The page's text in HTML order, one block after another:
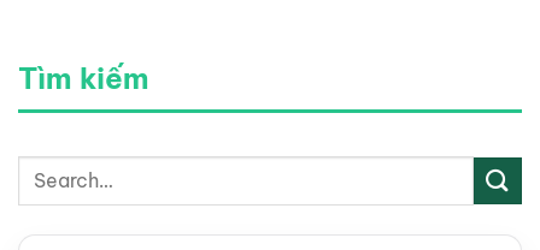
Tìm kiếm